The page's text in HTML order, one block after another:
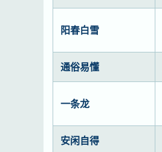
阳春白雪
通俗易懂
一条龙
安闲自得